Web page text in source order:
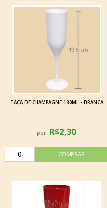
TAÇA DE CHAMPAGNE 180ML - BRANCA
por: R$2,30